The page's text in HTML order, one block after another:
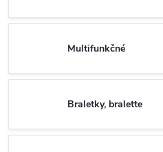
Multifunkčné
Braletky, bralette